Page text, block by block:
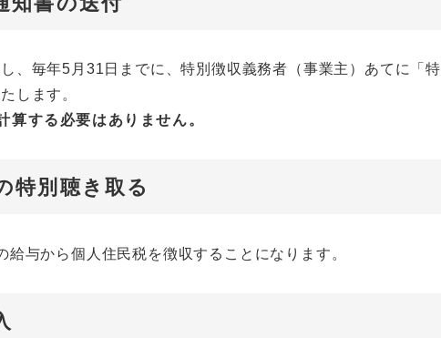
、毎年5月31日までに、特別徴収義務者（事業主）あてに「特
します。
算する必要はありません。
特別聴き取る
与から個人住民税を徴収することになります。